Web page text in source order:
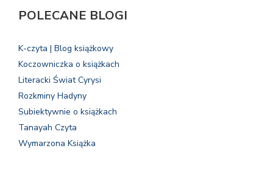
POLECANE BLOGI
K-czyta | Blog książkowy
Koczowniczka o książkach
Literacki Świat Cyrysi
Rozkminy Hadyny
Subiektywnie o książkach
Tanayah Czyta
Wymarzona Książka